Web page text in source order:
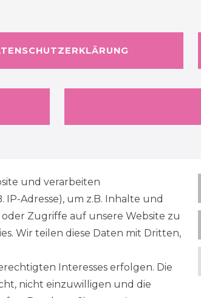
und verarbeiten
Adresse), um z.B. Inhalte und
Zugriffe auf unsere Website zu
Wir teilen diese Daten mit Dritten,
Interesses erfolgen. Die
nicht einzuwilligen und die